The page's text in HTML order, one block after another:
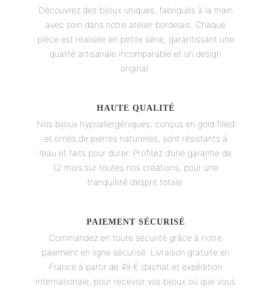
Découvrez des bijoux uniques, fabriqués à la main
avec soin dans notre atelier bordelais. Chaque
pièce est réalisée en petite série, garantissant une
qualité artisanale incomparable et un design
original.
HAUTE QUALITÉ
Nos bijoux hypoallergéniques, conçus en gold filled
et ornés de pierres naturelles, sont résistants à
l’eau et faits pour durer. Profitez d’une garantie de
12 mois sur toutes nos créations, pour une
tranquillité d’esprit totale.
PAIEMENT SÉCURISÉ
Commandez en toute sécurité grâce à notre
paiement en ligne sécurisé. Livraison gratuite en
France à partir de 49 € d’achat et expédition
internationale, pour recevoir vos bijoux où que vous